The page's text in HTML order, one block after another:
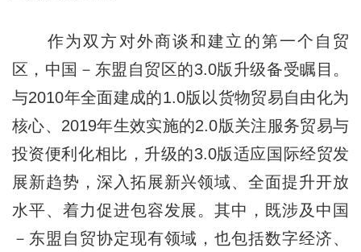
作为双方对外商谈和建立的第一个自贸
区，中国－东盟自贸区的3.0版升级备受瞩目。
与2010年全面建成的1.0版以货物贸易自由化为
核心、2019年生效实施的2.0版关注服务贸易与
投资便利化相比，升级的3.0版适应国际经贸发
展新趋势，深入拓展新兴领域、全面提升开放
水平、着力促进包容发展。其中，既涉及中国
－东盟自贸协定现有领域，也包括数字经济、